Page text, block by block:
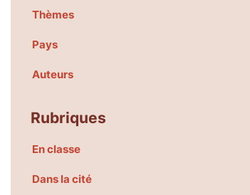
Thèmes
Pays
Auteurs
Rubriques
En classe
Dans la cité